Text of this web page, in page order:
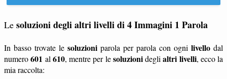
Le soluzioni degli altri livelli di 4 Immagini 1 Parola
In basso trovate le soluzioni parola per parola con ogni livello dal
numero601 al 610, mentre per lesoluzionideglialtri livelli, ecco la
mia raccolta: